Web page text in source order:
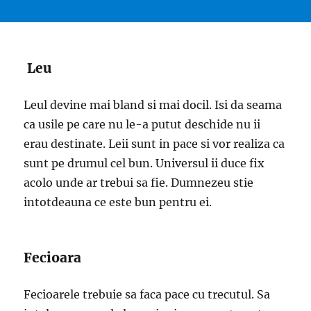
Leu
Leul devine mai bland si mai docil. Isi da seama
ca usile pe care nu le-a putut deschide nu ii
erau destinate. Leii sunt in pace si vor realiza ca
sunt pe drumul cel bun. Universul ii duce fix
acolo unde ar trebui sa fie. Dumnezeu stie
intotdeauna ce este bun pentru ei.
Fecioara
Fecioarele trebuie sa faca pace cu trecutul. Sa